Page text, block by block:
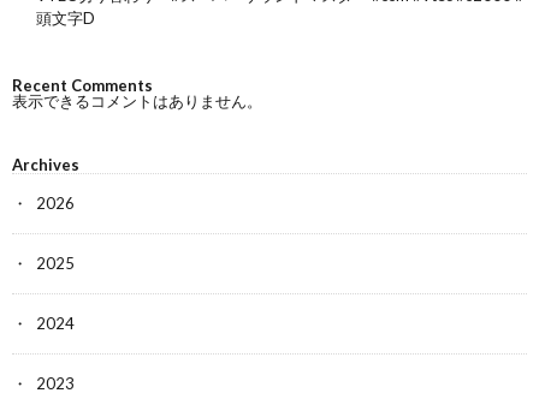
頭文字D
Recent Comments
表示できるコメントはありません。
Archives
2026
2025
2024
2023